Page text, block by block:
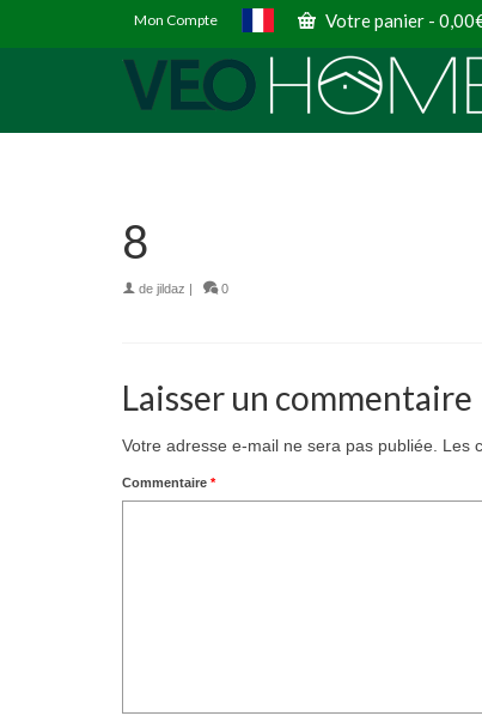
Mon Compte Votre panier - 0,00
8
de jildaz | 0
Laisser un commentaire
Votre adresse e-mail ne sera pas publiée. Les
Commentaire *